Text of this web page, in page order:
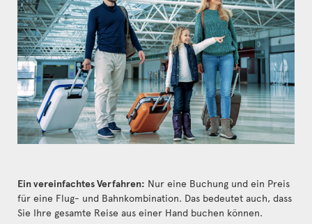
Ein vereinfachtes Verfahren: Nur eine Buchung und ein Preis
für eine Flug- und Bahnkombination. Das bedeutet auch, dass
Sie Ihre gesamte Reise aus einer Hand buchen können.